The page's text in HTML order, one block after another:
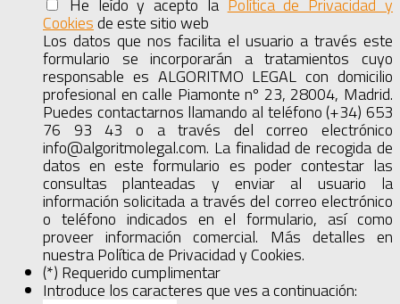
He leído y acepto la Política de Privacidad y
Cookiesde este sitio webel
acuerdo
completo
Los datos que nos facilita el usuario a través este
formulario se incorporarán a tratamientos cuyo
responsable es ALGORITMO LEGAL con domicilio
profesional en calle Piamonte nº 23, 28004, Madrid.
Puedes contactarnos llamando al teléfono (+34) 653
76 93 43 o a través del correo electrónico
info@algoritmolegal.com. La finalidad de recogida de
datos en este formulario es poder contestar las
consultas planteadas y enviar al usuario la
información solicitada a través del correo electrónico
o teléfono indicados en el formulario, así como
proveer información comercial. Más detalles en
nuestra Política de Privacidad y Cookies.
(*) Requerido cumplimentar
Introduce los caracteres que ves a continuación: